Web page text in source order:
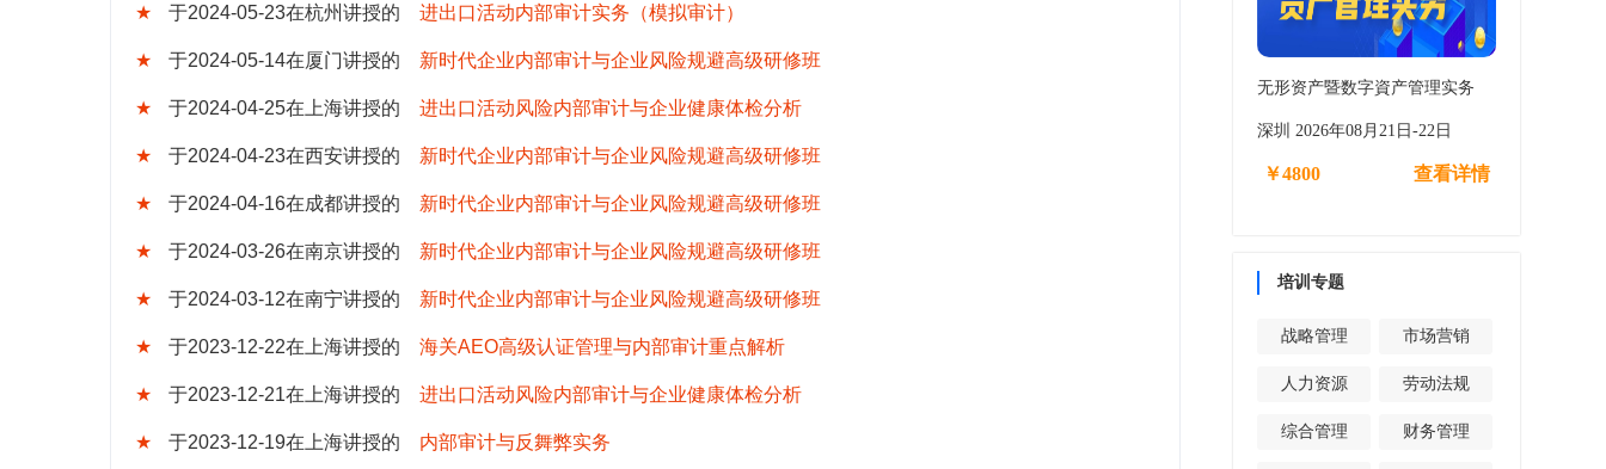
★ 于2024-05-23在杭州讲授的 进出口活动内部审计实务（模拟审计）
★ 于2024-05-14在厦门讲授的 新时代企业内部审计与企业风险规避高级研修班
★ 于2024-04-25在上海讲授的 进出口活动风险内部审计与企业健康体检分析
★ 于2024-04-23在西安讲授的 新时代企业内部审计与企业风险规避高级研修班
★ 于2024-04-16在成都讲授的 新时代企业内部审计与企业风险规避高级研修班
★ 于2024-03-26在南京讲授的 新时代企业内部审计与企业风险规避高级研修班
★ 于2024-03-12在南宁讲授的 新时代企业内部审计与企业风险规避高级研修班
★ 于2023-12-22在上海讲授的 海关AEO高级认证管理与内部审计重点解析
★ 于2023-12-21在上海讲授的 进出口活动风险内部审计与企业健康体检分析
★ 于2023-12-19在上海讲授的 内部审计与反舞弊实务
无形资产暨数字資产管理实务
深圳 2026年08月21日-22日
￥4800 查看详情
培训专题
战略管理 市场营销
人力资源 劳动法规
综合管理 财务管理